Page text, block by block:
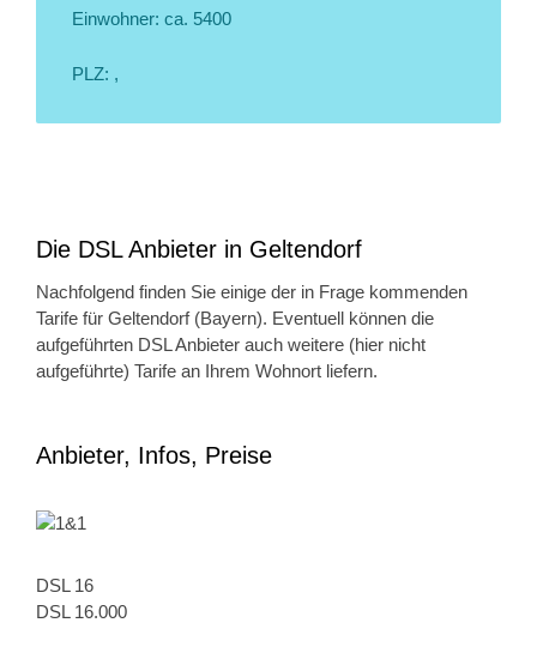
Einwohner: ca. 5400
PLZ: ,
Die DSL Anbieter in Geltendorf
Nachfolgend finden Sie einige der in Frage kommenden
Tarife für Geltendorf (Bayern). Eventuell können die
aufgeführten DSL Anbieter auch weitere (hier nicht
aufgeführte) Tarife an Ihrem Wohnort liefern.
Anbieter, Infos, Preise
DSL 16
DSL 16.000